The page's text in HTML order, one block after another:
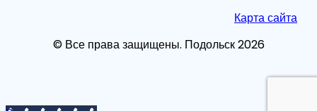
Карта сайта
©️ Все права защищены. Подольск 2026